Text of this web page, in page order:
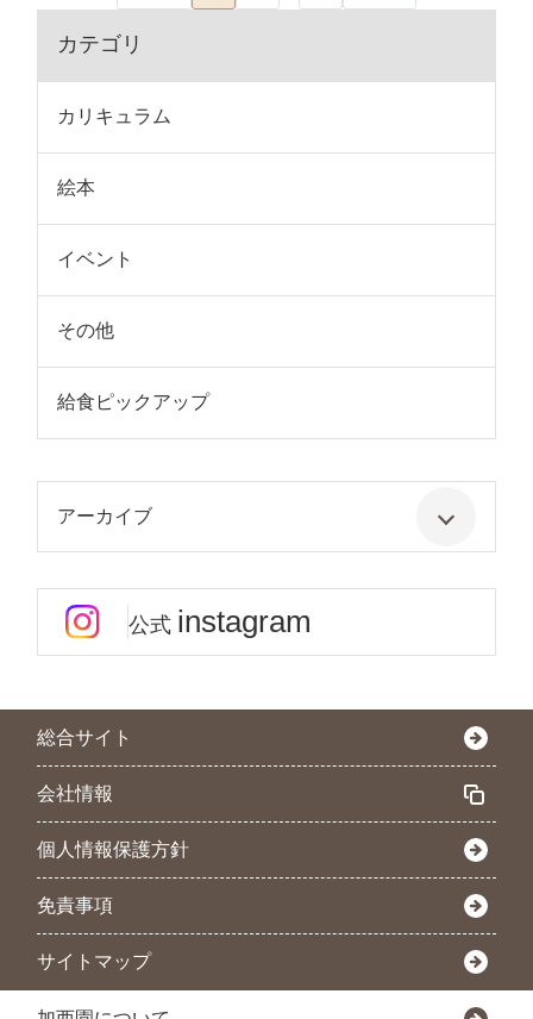
カテゴリ
カリキュラム
絵本
イベント
その他
給食ピックアップ
アーカイブ
公式 instagram
総合サイト
会社情報
個人情報保護方針
免責事項
サイトマップ